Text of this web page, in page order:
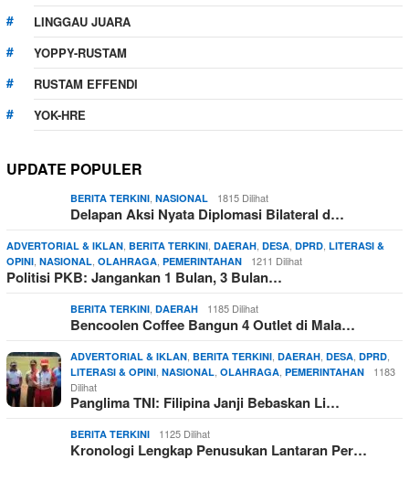
LINGGAU JUARA
YOPPY-RUSTAM
RUSTAM EFFENDI
YOK-HRE
UPDATE POPULER
BERITA TERKINI NASIONAL 1815 Dilihat
Delapan Aksi Nyata Diplomasi Bilateral d…
ADVERTORIAL & IKLAN BERITA TERKINI DAERAH DESA DPRD LITERASI &
OPINI NASIONAL OLAHRAGA PEMERINTAHAN 1211 Dilihat
Politisi PKB: Jangankan 1 Bulan, 3 Bulan…
BERITA TERKINI DAERAH 1185 Dilihat
Bencoolen Coffee Bangun 4 Outlet di Mala…
ADVERTORIAL & IKLAN BERITA TERKINI DAERAH DESA DPRD
LITERASI & OPINI NASIONAL OLAHRAGA PEMERINTAHAN
1183
Dilihat
Panglima TNI: Filipina Janji Bebaskan Li…
BERITA TERKINI 1125 Dilihat
Kronologi Lengkap Penusukan Lantaran Per…